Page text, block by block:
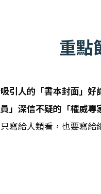
重點
引人的「書本封面」
」深信不疑的「權威專
寫給人類看，也要寫